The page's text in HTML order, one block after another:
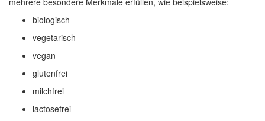
biologisch
vegetarisch
vegan
glutenfrei
milchfrei
lactosefrei